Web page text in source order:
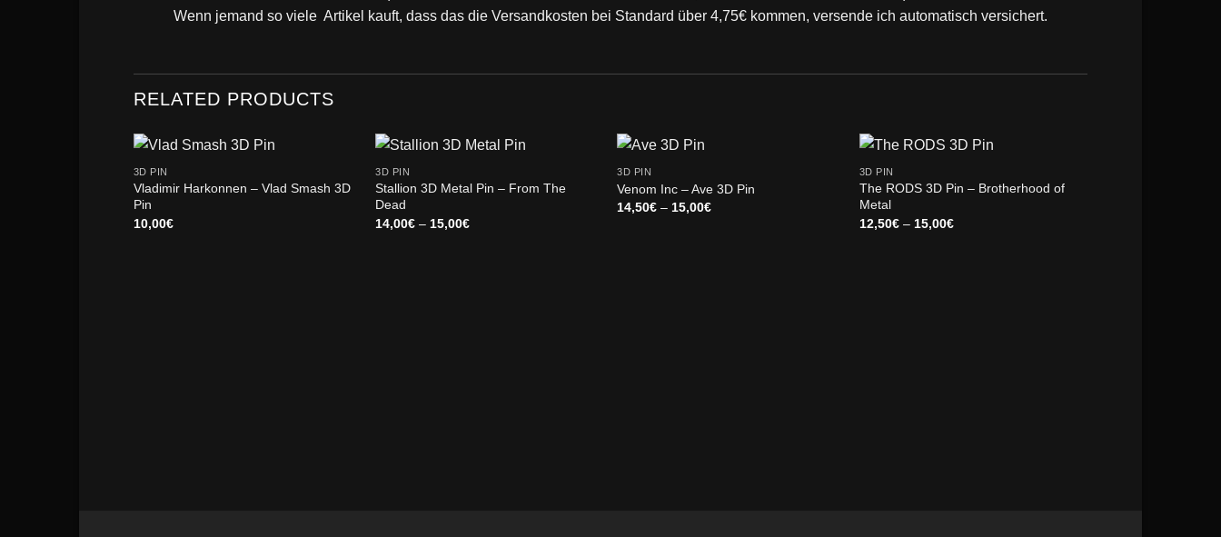
Wenn jemand so viele Artikel kauft, dass das die Versandkosten bei Standard über 4,75€ kommen, versende ich automatisch versichert.
RELATED PRODUCTS
3D PIN
Vladimir Harkonnen – Vlad Smash 3D
Pin
10,00€
3D PIN
Stallion 3D Metal Pin – From The
Dead
14,00€ – 15,00€Price
3D PIN
Venom Inc – Ave 3D Pin
14,50€ – 15,00€Price
3D PIN
The RODS 3D Pin – Brotherhood of
Metal
12,50€ – 15,00€Price